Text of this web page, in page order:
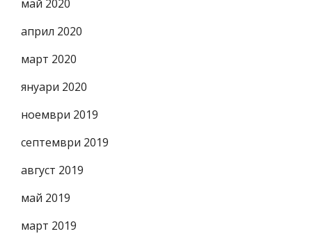
май 2020
април 2020
март 2020
януари 2020
ноември 2019
септември 2019
август 2019
май 2019
март 2019